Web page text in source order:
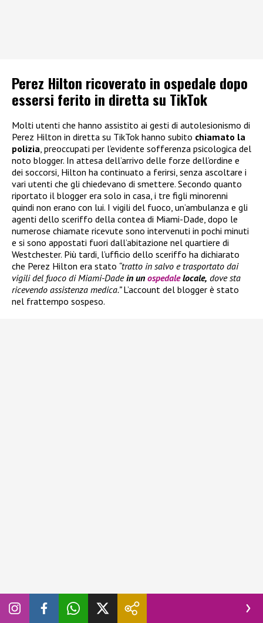
Perez Hilton ricoverato in ospedale dopo
essersi ferito in diretta su TikTok
Molti utenti che hanno assistito ai gesti di autolesionismo di
Perez Hilton in diretta su TikTok hanno subito chiamato la
polizia, preoccupati per l’evidente sofferenza psicologica del
noto blogger. In attesa dell’arrivo delle forze dell’ordine e
dei soccorsi, Hilton ha continuato a ferirsi, senza ascoltare i
vari utenti che gli chiedevano di smettere. Secondo quanto
riportato il blogger era solo in casa, i tre figli minorenni
quindi non erano con lui. I vigili del fuoco, un’ambulanza e gli
agenti dello sceriffo della contea di Miami-Dade, dopo le
numerose chiamate ricevute sono intervenuti in pochi minuti
e si sono appostati fuori dall’abitazione nel quartiere di
Westchester. Più tardi, l’ufficio dello sceriffo ha dichiarato
che Perez Hilton era stato “tratto in salvo e trasportato dai
vigili del fuoco di Miami-Dadein un ospedalelocale, dove sta
ricevendo assistenza medica.”L’account del blogger è stato
nel frattempo sospeso.